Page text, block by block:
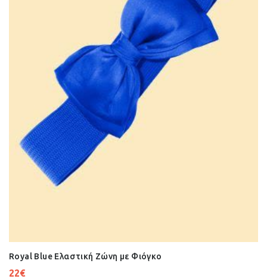
Royal Blue Ελαστική Ζώνη με Φιόγκο
22€